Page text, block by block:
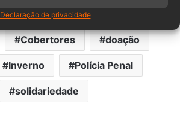
Declaração de privacidade
Cobertores doação
Inverno Polícia Penal
solidariedade